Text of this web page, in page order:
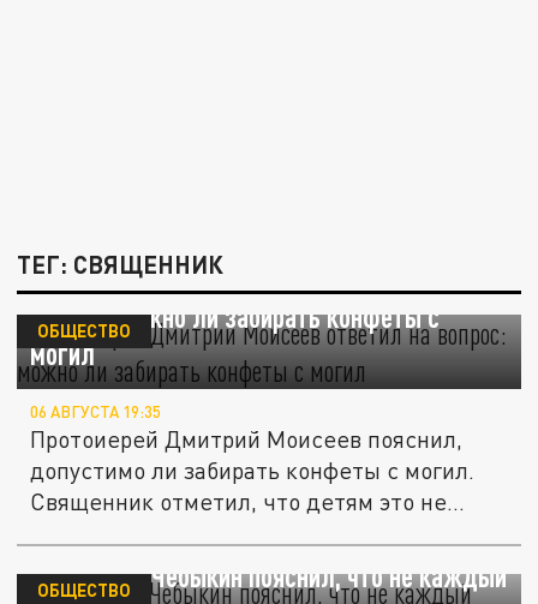
ТЕГ: СВЯЩЕННИК
Протоиерей Дмитрий Моисеев ответил на
вопрос: можно ли забирать конфеты с
могил
ОБЩЕСТВО
06 АВГУСТА 19:35
Протоиерей Дмитрий Моисеев пояснил,
допустимо ли забирать конфеты с могил.
Священник отметил, что детям это не...
Священник Чебыкин пояснил, что не каждый
ОБЩЕСТВО